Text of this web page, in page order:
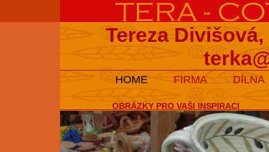
Tereza
HOME FIRMA DÍLNA
OBRÁZKY PRO VAŠI INSPIRACI